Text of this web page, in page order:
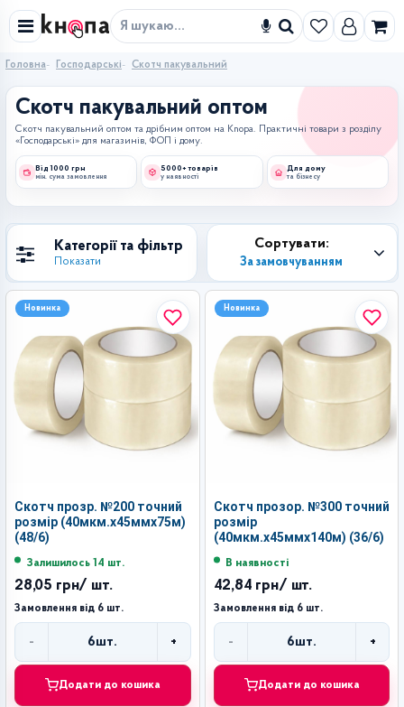
Знайти
Головна Господарські Скотч пакувальний
Скотч пакувальний оптом
Скотч пакувальний оптом та дрібним оптом на Knopa. Практичні товари з розділу
«Господарські» для магазинів, ФОП і дому.
Від 1000 грн
мін. сума замовлення
5000+ товарів
у наявності
Для дому
та бізнесу
Категорії та фільтр
Показати
Сортувати:
За замовчуванням
Новинка
Скотч прозр. №200 точний
розмір (40мкм.х45ммх75м)
(48/6)
Залишилось 14 шт.
28,05 грн/ шт.
Замовлення від 6 шт.
- 6шт. +
Додати до кошика
Новинка
Скотч прозор. №300 точний
розмір
(40мкм.х45ммх140м) (36/6)
В наявності
42,84 грн/ шт.
Замовлення від 6 шт.
- 6шт. +
Додати до кошика